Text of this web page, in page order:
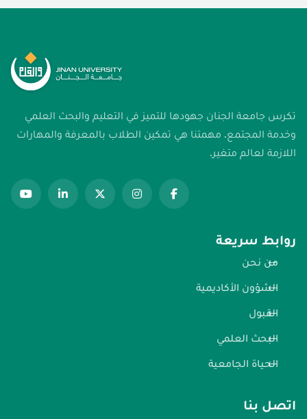
تكرس جامعة الجنان جهودها للتميز في التعليم والبحث العلمي
وخدمة المجتمع. مهمتنا هي تمكين الطلاب بالمعرفة والمهارات
اللازمة لعالم متغير.
روابط سريعة
من نحن
الشؤون الأكاديمية
القبول
البحث العلمي
الحياة الجامعية
اتصل بنا